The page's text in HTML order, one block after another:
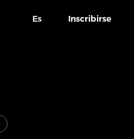
Es Inscribirse